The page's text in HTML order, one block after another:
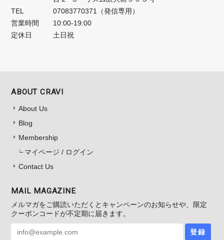
TEL
07083770371（発信専用）
営業時間
10:00-19:00
定休日
土日祝
ABOUT CRAVI
About Us
Blog
Membership
マイページ / ログイン
Contact Us
MAIL MAGAZINE
メルマガをご購読いただくとキャンペーンのお知らせや、限定
クーポンコードが不定期に届きます。
登録